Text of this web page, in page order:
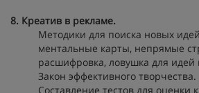
8. Креатив в рекламе.
Методики для поиска новых
ментальные карты, непрямые
расшифровка, ловушка для идей
Закон эффективного творчества.
Составление тестов для оценки